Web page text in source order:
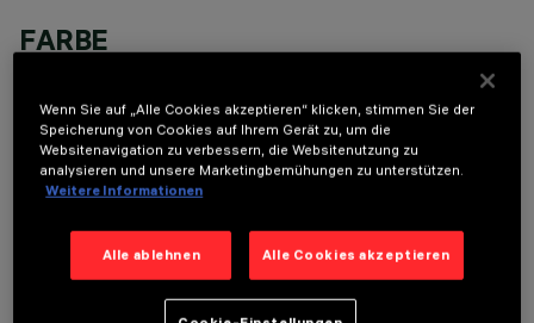
FARBE
LETZTES UPDATE: 01.08.2026
Wenn Sie auf „Alle Cookies akzeptieren“ klicken, stimmen Sie der
Speicherung von Cookies auf Ihrem Gerät zu, um die
Websitenavigation zu verbessern, die Websitenutzung zu
analysieren und unsere Marketingbemühungen zu unterstützen.
Weitere Informationen
Alle ablehnen Alle Cookies akzeptieren